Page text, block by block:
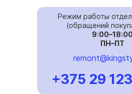
Режим работы
(обращений
ПН–ПТ
+375 29